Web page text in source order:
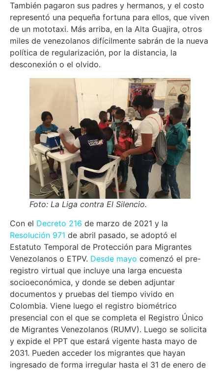
También pagaron sus padres y hermanos, y el costo
representó una pequeña fortuna para ellos, que viven
de un mototaxi. Más arriba, en la Alta Guajira, otros
miles de venezolanos difícilmente sabrán de la nueva
política de regularización, por la distancia, la
desconexión o el olvido.
Foto: La Liga contra El Silencio.
Con el Decreto 216 de marzo de 2021 y la
Resolución 971 de abril pasado, se adoptó el
Estatuto Temporal de Protección para Migrantes
Venezolanos o ETPV. Desde mayo comenzó el pre-
registro virtual que incluye una larga encuesta
socioeconómica, y donde se deben adjuntar
documentos y pruebas del tiempo vivido en
Colombia. Viene luego el registro biométrico
presencial con el que se completa el Registro Único
de Migrantes Venezolanos (RUMV). Luego se solicita
y expide el PPT que estará vigente hasta mayo de
2031. Pueden acceder los migrantes que hayan
ingresado de forma irregular hasta el 31 de enero de